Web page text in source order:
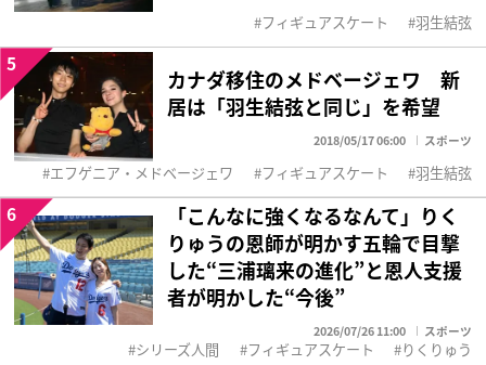
フィギュアスケート 羽生結弦
カナダ移住のメドベージェワ 新
居は「羽生結弦と同じ」を希望
2018/05/17 06:00 スポーツ
5
エフゲニア・メドベージェワ フィギュアスケート 羽生結弦
「こんなに強くなるなんて」りく
りゅうの恩師が明かす五輪で目撃
した“三浦璃来の進化”と恩人支援
者が明かした“今後”
2026/07/26 11:00 スポーツ
6
シリーズ人間 フィギュアスケート りくりゅう